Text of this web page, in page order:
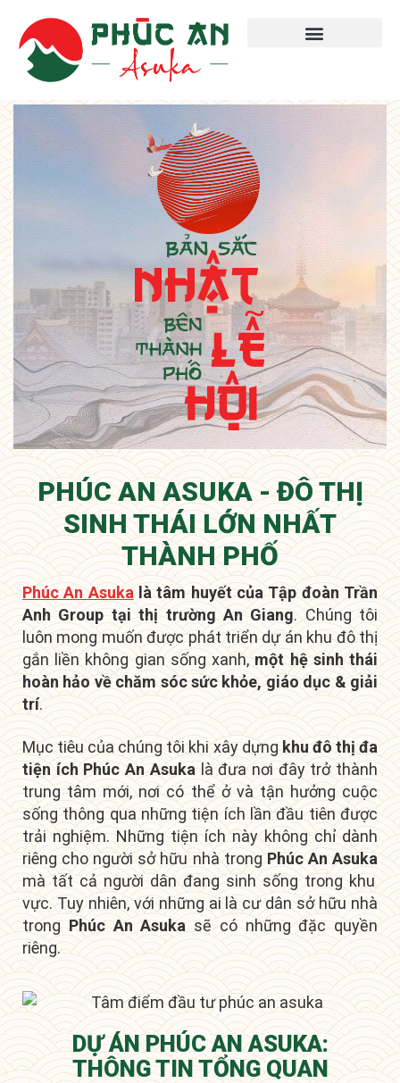
PHÚC AN ASUKA - ĐÔ THỊ
SINH THÁI LỚN NHẤT
THÀNH PHỐ
Phúc An Asukalà tâm huyết của Tập đoàn Trần
Anh Group tại thị trường An Giang. Chúng tôi
luôn mong muốn được phát triển dự án khu đô thị
gắn liền không gian sống xanh, một hệ sinh thái
hoàn hảo về chăm sóc sức khỏe, giáo dục & giải
trí.
Mục tiêu của chúng tôi khi xây dựng khu đô thị đa
tiện ích Phúc An Asukalà đưa nơi đâytrở thành
trung tâm mới, nơi có thể ở và tận hưởng cuộc
sống thông qua những tiện ích lần đầu tiên được
trải nghiệm. Những tiện ích này không chỉ dành
riêng cho người sở hữu nhà trongPhúc An Asuka
mà tất cả người dân đang sinh sống trong khu
vực. Tuy nhiên, với những ai là cư dân sở hữu nhà
trong Phúc An Asuka sẽ có những đặc quyền
riêng.
DỰ ÁN PHÚC AN ASUKA:
THÔNG TIN TỔNG QUAN